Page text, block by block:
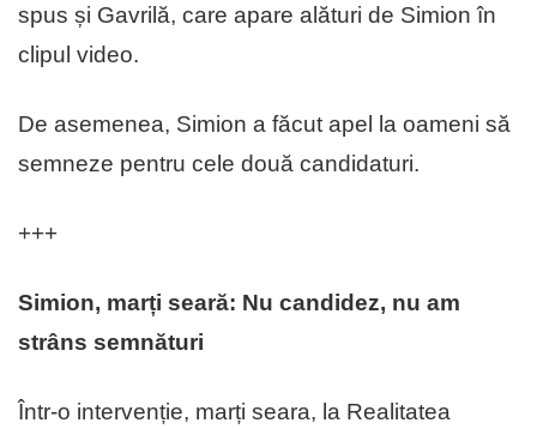
spus și Gavrilă, care apare alături de Simion în
clipul video.
De asemenea, Simion a făcut apel la oameni să
semneze pentru cele două candidaturi.
+++
Simion, marți seară: Nu candidez, nu am
strâns semnături
Într-o intervenție, marți seara, la Realitatea